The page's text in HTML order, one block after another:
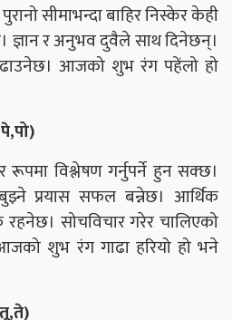
सीमाभन्दा बाहिर निस्केर केही
ज्ञान र अनुभव दुवैले साथ दिनेछन्।
आजको शुभ रंग पहेंलो हो
विश्लेषण गर्नुपर्ने हुन सक्छ।
प्रयास सफल बन्नेछ। आर्थिक
सोचविचार गरेर चालिएको
शुभ रंग गाढा हरियो हो भने